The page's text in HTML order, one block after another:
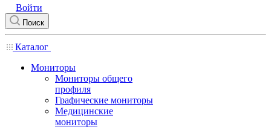
Войти
Поиск
Каталог
Мониторы
Мониторы общего
профиля
Графические мониторы
Медицинские
мониторы